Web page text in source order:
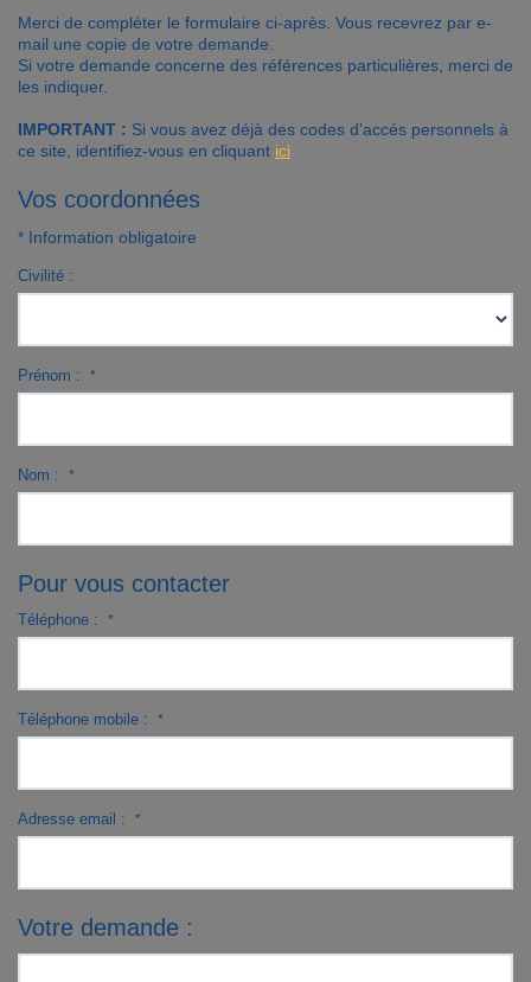
Contact
Accès clients
Merci de compléter le formulaire ci-après. Vous recevrez par e-
mail une copie de votre demande.
Si votre demande concerne des références particulières, merci de
les indiquer.
IMPORTANT : Si vous avez déjà des codes d'accés personnels à
ce site, identifiez-vous en cliquant ici
Vos coordonnées
* Information obligatoire
Civilité :
Prénom : *
Nom : *
Pour vous contacter
Téléphone : *
Téléphone mobile : *
Adresse email : *
Votre demande :